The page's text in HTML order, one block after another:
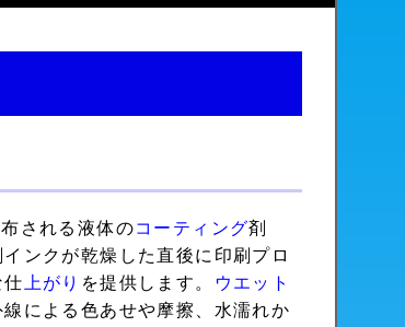
される液体のコーティング剤
インクが乾燥した直後に印刷プロ
上がり を提供します。
ウエット
による色あせや摩擦、水濡れか